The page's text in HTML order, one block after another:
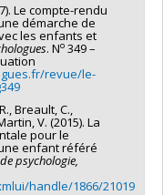
Le compte-rendu
démarche de
les enfants et
. No 349 –
revue/le-
Breault, C.,
V. (2015). La
pour le
enfant référé
psychologie,
handle/1866/21019